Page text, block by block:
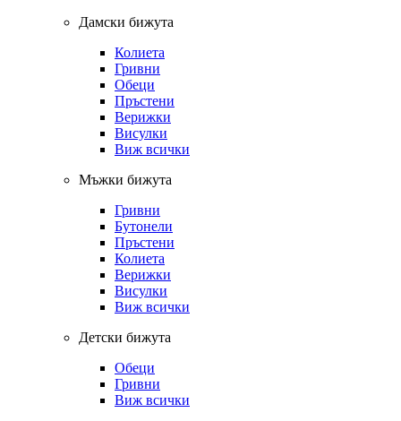
Дамски бижута
Колиета
Гривни
Обеци
Пръстени
Верижки
Висулки
Виж всички
Мъжки бижута
Гривни
Бутонели
Пръстени
Колиета
Верижки
Висулки
Виж всички
Детски бижута
Обеци
Гривни
Виж всички